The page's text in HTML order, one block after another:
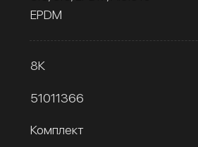
EPDM
8К
51011366
Комплект